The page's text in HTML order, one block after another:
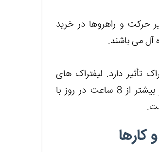
حرکت و راهروها در خرید
آل می باشند.
تأثیر دارد. لیفتراک های
کارکرده تا تعداد ساعات محدودی در روز قادر به بارگیری هستند، اگر بیشتر از 8 ساعت در روز با
کارها